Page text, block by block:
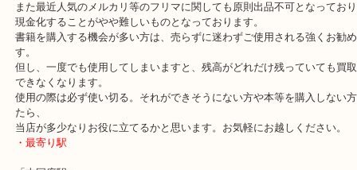
全て
図書カードネクスト 金券・商品券 別府市
図書カードネクストのお買取りブログです！本日は大分市の方より
りいただきました。
投稿日現在「NEXT」とある図書カードについては買取対応してい
が多くなっております。
また最近人気のメルカリ等のフリマに関しても原則出品不可となっ
現金化することがやや難しいものとなっております。
書籍を購入する機会が多い方は、売らずに迷わずご使用される強く
す。